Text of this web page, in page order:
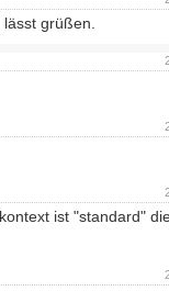
grüßen.
ist "standard"